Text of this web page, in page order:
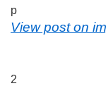
p
View post on
2